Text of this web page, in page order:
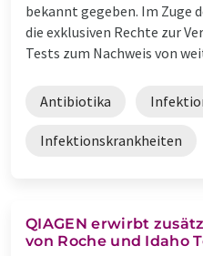
bekannt gegeben. Im Zuge
die exklusiven Rechte zur
Tests zum Nachweis von
Antibiotika
Infektionskrankheiten
QIAGEN erwirbt
von Roche und Idaho